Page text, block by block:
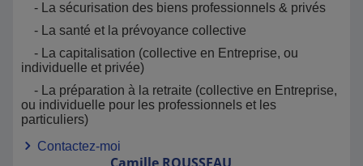
- La sécurisation des biens professionnels & privés
- La santé et la prévoyance collective
- La capitalisation (collective en Entreprise, ou
individuelle et privée)
- La préparation à la retraite (collective en Entreprise,
ou individuelle pour les professionnels et les
particuliers)
Contactez-moi